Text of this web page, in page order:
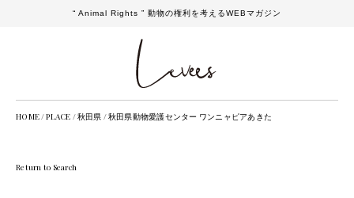
“ Animal Rights ” 動物の権利を考えるWEBマガジン
HOME /PLACE /秋田県 /秋田県動物愛護センター ワンニャピアあきた
Return to Search